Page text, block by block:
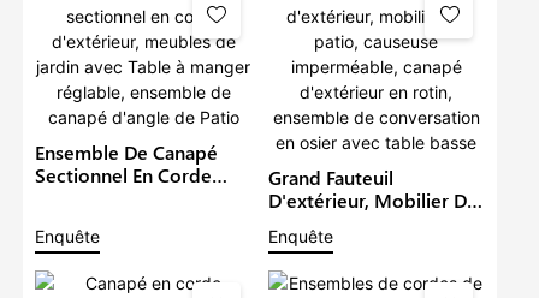
Ensemble De Canapé
Sectionnel En Corde
Manger Réglable,
Ensemble De Canapé
D'angle De Patio
Enquête
Grand Fauteuil
D'extérieur, Mobilier De
Patio, Causeuse
Imperméable, Canapé
D'extérieur En Rotin,
Ensemble De
Enquête